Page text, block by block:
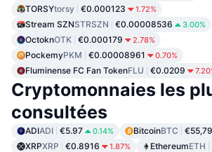
TORSYtorsy €0.000123 1.72%
Stream SZNSTRSZN €0.00008536 3.00%
OctoknOTK €0.000179 2.78%
PockemyPKM €0.00008961 0.70%
Fluminense FC Fan TokenFLU €0.0209
Cryptomonnaies les
consultées
ADIADI €5.97 0.14% BitcoinBTC
XRPXRP €0.8916 1.87% EthereumETH